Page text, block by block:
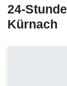
24-
Kürnach